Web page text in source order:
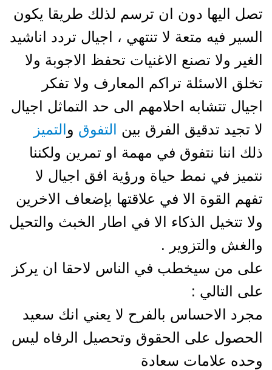
تصل اليها دون ان ترسم لذلك طريقا يكون
السير فيه متعة لا تنتهي ، اجيال تردد اناشيد
الغير ولا تصنع الاغنيات تحفظ الاجوبة ولا
تخلق الاسئلة تراكم المعارف ولا تفكر
اجيال تتشابه احلامهم الى حد التماثل اجيال
لا تجيد تدقيق الفرق بين
التفوق و التميز
ذلك اننا نتفوق في مهمة او تمرين ولكننا
نتميز في نمط حياة ورؤية افق اجيال لا
تفهم القوة الا في علاقتها بإضعاف الاخرين
ولا تتخيل الذكاء الا في اطار الخبث والتحيل
والغش والتزوير .
على من سيخطب في الناس لاحقا ان يركز
على التالي :
مجرد الاحساس بالفرح لا يعني انك سعيد
الحصول على الحقوق وتحصيل الرفاه ليس
وحده علامات سعادة